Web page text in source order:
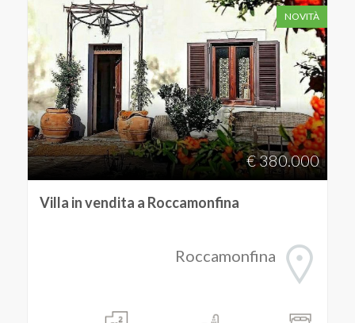
NOVITÀ
€ 380.000
Villa in vendita a Roccamonfina
Roccamonfina